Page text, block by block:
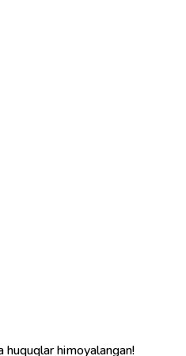
huquqlar himoyalangan!